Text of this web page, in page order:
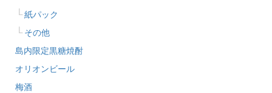
紙パック
その他
島内限定黒糖焼酎
オリオンビール
梅酒